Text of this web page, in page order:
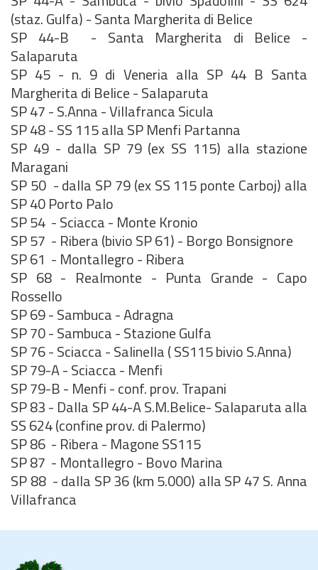
(staz. Gulfa) - Santa Margherita di Belice
SP 44-B - Santa Margherita di Belice -
Salaparuta
SP 45 - n. 9 di Veneria alla SP 44 B Santa
Margherita di Belice - Salaparuta
SP 47 - S.Anna - Villafranca Sicula
SP 48 - SS 115 alla SP Menfi Partanna
SP 49 - dalla SP 79 (ex SS 115) alla stazione
Maragani
SP 50 - dalla SP 79 (ex SS 115 ponte Carboj) alla
SP 40 Porto Palo
SP 54 - Sciacca - Monte Kronio
SP 57 - Ribera (bivio SP 61) - Borgo Bonsignore
SP 61 - Montallegro - Ribera
SP 68 - Realmonte - Punta Grande - Capo
Rossello
SP 69 - Sambuca - Adragna
SP 70 - Sambuca - Stazione Gulfa
SP 76 - Sciacca - Salinella ( SS115 bivio S.Anna)
SP 79-A - Sciacca - Menfi
SP 79-B - Menfi - conf. prov. Trapani
SP 83 - Dalla SP 44-A S.M.Belice- Salaparuta alla
SS 624 (confine prov. di Palermo)
SP 86 - Ribera - Magone SS115
SP 87 - Montallegro - Bovo Marina
SP 88 - dalla SP 36 (km 5.000) alla SP 47 S. Anna
Villafranca